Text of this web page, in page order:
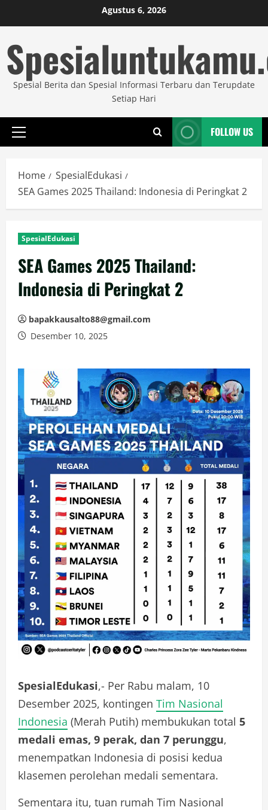
to
Agustus 6, 2026
Spesial Berita dan Spesial Informasi Terbaru dan Terupdate
Setiap Hari
Primary
FOLLOW US
Home
SpesialEdukasi
SEA Games 2025 Thailand: Indonesia di Peringkat 2
SpesialEdukasi
SEA Games 2025 Thailand:
Indonesia di Peringkat 2
bapakkausalto88@gmail.com
Desember 10, 2025
SpesialEdukasi,- Per Rabu malam, 10
Desember 2025, kontingen Tim Nasional
Indonesia (Merah Putih) membukukan total 5
medali emas, 9 perak, dan 7 perunggu,
menempatkan Indonesia di posisi kedua
klasemen perolehan medali sementara.
Sementara itu, tuan rumah Tim Nasional